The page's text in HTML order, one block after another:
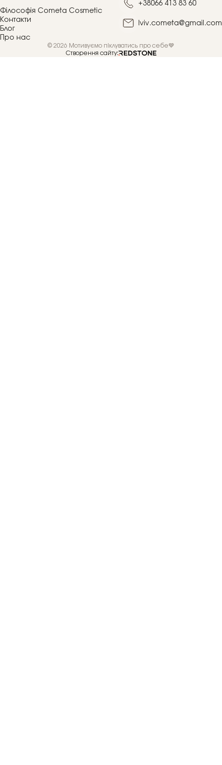
Філософія Cometa Cosmetic
Контакти
Блог
Про нас
+38066 413 83 60
lviv.cometa@gmail.com
© 2026 Мотивуємо піклуватись про себе💙
Створення сайту: